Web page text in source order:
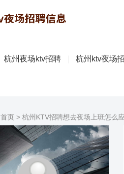
杭州夜场ktv招聘 杭州ktv夜场
首页 > 杭州KTV招聘想去夜场上班怎么